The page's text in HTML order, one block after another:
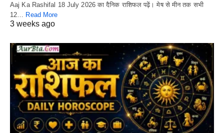
Aaj Ka Rashifal 18 July 2026 का दैनिक राशिफल पढ़ें। मेष से मीन तक सभी
12… Read More
3 weeks ago